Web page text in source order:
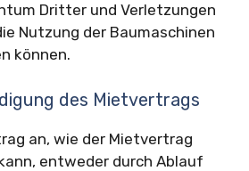
Dritter und Verletzungen
Nutzung der Baumaschinen
können.
des Mietvertrags
an, wie der Mietvertrag
entweder durch Ablauf